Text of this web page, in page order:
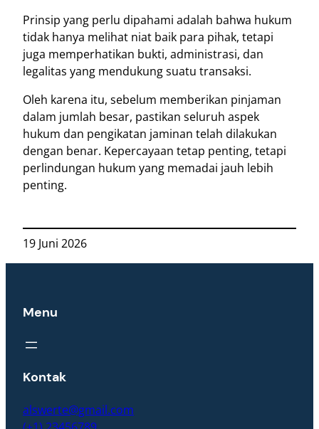
Prinsip yang perlu dipahami adalah bahwa hukum
tidak hanya melihat niat baik para pihak, tetapi
juga memperhatikan bukti, administrasi, dan
legalitas yang mendukung suatu transaksi.
Oleh karena itu, sebelum memberikan pinjaman
dalam jumlah besar, pastikan seluruh aspek
hukum dan pengikatan jaminan telah dilakukan
dengan benar. Kepercayaan tetap penting, tetapi
perlindungan hukum yang memadai jauh lebih
penting.
19 Juni 2026
Menu
Kontak
alswerte@gmail.com